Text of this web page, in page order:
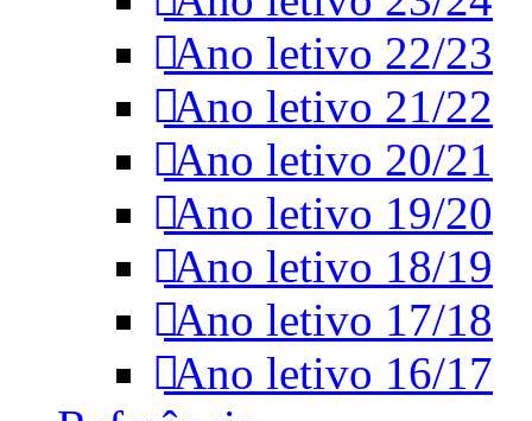
Ano letivo 22/23
Ano letivo 21/22
Ano letivo 20/21
Ano letivo 19/20
Ano letivo 18/19
Ano letivo 17/18
Ano letivo 16/17